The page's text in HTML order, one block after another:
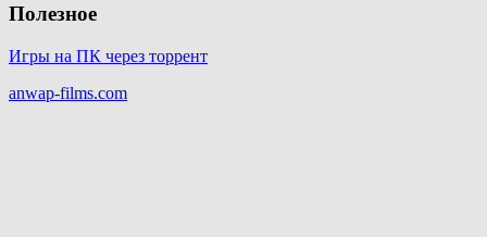
Полезное
Игры на ПК через торрент
anwap-films.com